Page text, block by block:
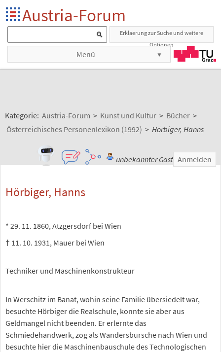
Austria-Forum
Erklaerung zur Suche und weitere
Optionen
Menü
Kategorie: Austria-Forum > Kunst und Kultur > Bücher >
Österreichisches Personenlexikon (1992) > Hörbiger, Hanns
unbekannter Gast Anmelden
Hörbiger, Hanns
* 29. 11. 1860, Atzgersdorf bei Wien
† 11. 10. 1931, Mauer bei Wien
Techniker und Maschinenkonstrukteur
In Werschitz im Banat, wohin seine Familie übersiedelt war,
besuchte Hörbiger die Realschule, konnte sie aber aus
Geldmangel nicht beenden. Er erlernte das
Schmiedehandwerk, zog als Wandersbursche nach Wien und
besuchte hier die Maschinenbauschule des Technologischen